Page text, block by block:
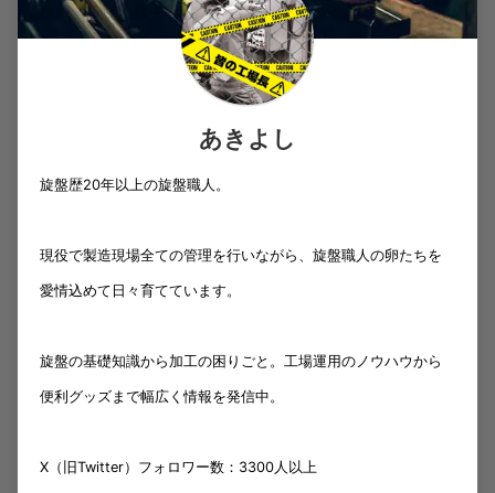
あきよし
旋盤歴20年以上の旋盤職人。
現役で製造現場全ての管理を行いながら、旋盤職人の卵たちを
愛情込めて日々育てています。
旋盤の基礎知識から加工の困りごと。工場運用のノウハウから
便利グッズまで幅広く情報を発信中。
X（旧Twitter）フォロワー数：3300人以上